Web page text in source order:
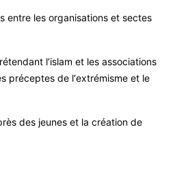
entre les organisations et sectes
l’islam et les associations
préceptes de l‘extrémisme et le
des jeunes et la création de